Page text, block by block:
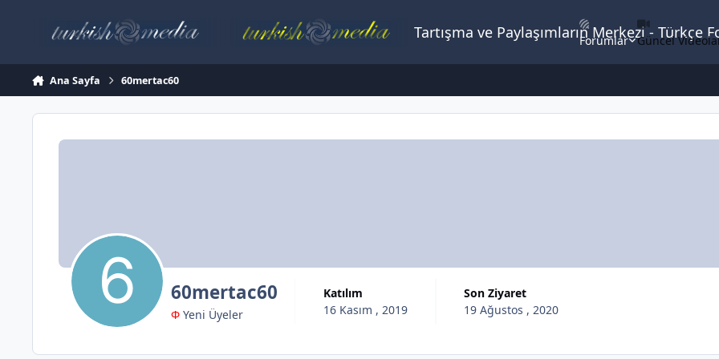
Tartışma ve Paylaşımların Merkezi -
Forumlar Güncel
Ana Sayfa 60mertac60
60mertac60
ΦYeni Üyeler
Katılım
16 Kasım , 2019
Son Ziyaret
19 Ağustos , 2020